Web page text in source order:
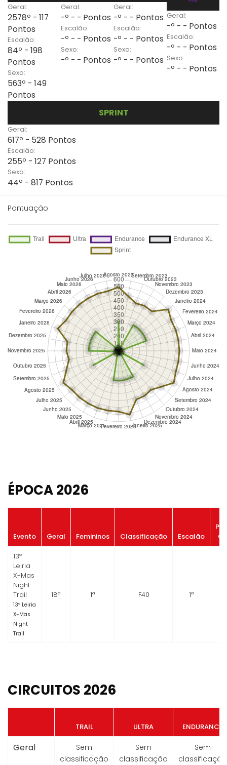
Geral:
2578º - 117
Pontos
Escalão:
84º - 198
Pontos
Sexo:
563º - 149
Pontos
Geral:
-º - - Pontos
Escalão:
-º - - Pontos
Sexo:
-º - - Pontos
Geral:
-º - - Pontos
Escalão:
-º - - Pontos
Sexo:
-º - - Pontos
Geral:
-º - - Pontos
Escalão:
-º - - Pontos
Sexo:
-º - - Pontos
SPRINT
Geral:
617º - 528 Pontos
Escalão:
255º - 127 Pontos
Sexo:
44º - 817 Pontos
Pontuação
ÉPOCA 2026
Evento Geral Femininos Classificação Escalão
13º
Leiria
X-Mas
Night
Trail
13º Leiria
X-Mas
Night
Trail
18ª 1ª F40 1ª
CIRCUITOS 2026
TRAIL ULTRA ENDURANCE
Geral
Sem
classificação
Sem
classificação
Sem
classificação